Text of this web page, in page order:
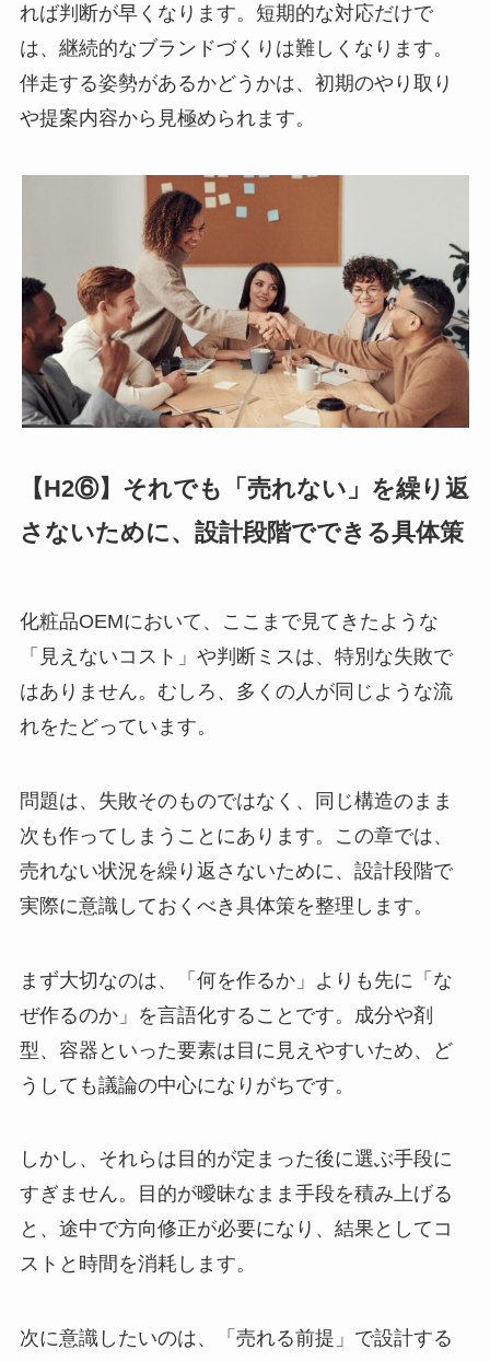
れば判断が早くなります。短期的な対応だけで
は、継続的なブランドづくりは難しくなります。
伴走する姿勢があるかどうかは、初期のやり取り
や提案内容から見極められます。
【H2⑥】それでも「売れない」を繰り返
さないために、設計段階でできる具体策
化粧品OEMにおいて、ここまで見てきたような
「見えないコスト」や判断ミスは、特別な失敗で
はありません。むしろ、多くの人が同じような流
れをたどっています。
問題は、失敗そのものではなく、同じ構造のまま
次も作ってしまうことにあります。この章では、
売れない状況を繰り返さないために、設計段階で
実際に意識しておくべき具体策を整理します。
まず大切なのは、「何を作るか」よりも先に「な
ぜ作るのか」を言語化することです。成分や剤
型、容器といった要素は目に見えやすいため、ど
うしても議論の中心になりがちです。
しかし、それらは目的が定まった後に選ぶ手段に
すぎません。目的が曖昧なまま手段を積み上げる
と、途中で方向修正が必要になり、結果としてコ
ストと時間を消耗します。
次に意識したいのは、「売れる前提」で設計する